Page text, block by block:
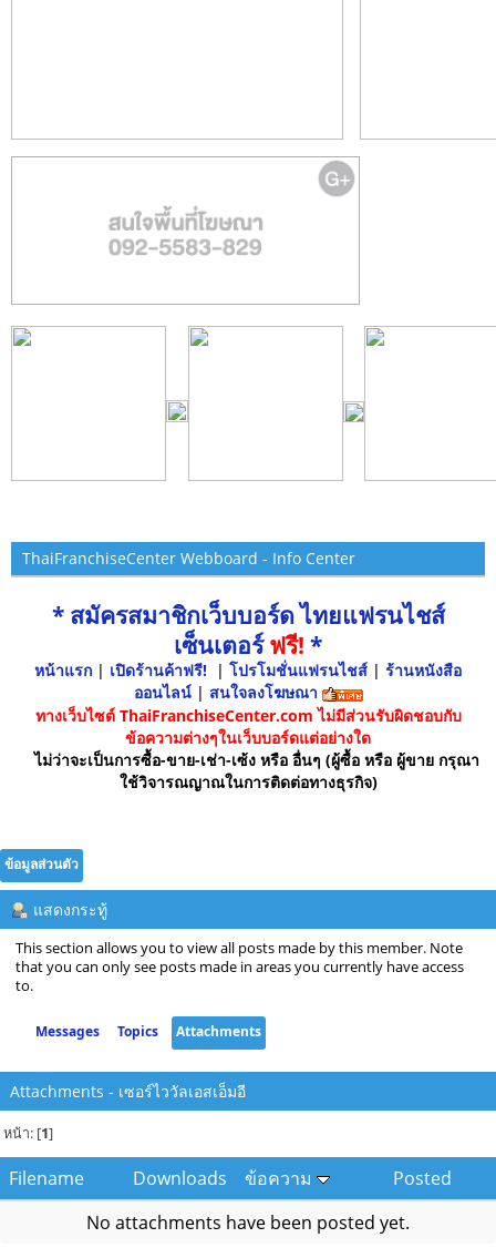
ThaiFranchiseCenter Webboard - Info Center
* สมัครสมาชิกเว็บบอร์ด ไทยแฟรนไชส์
เซ็นเตอร์ฟรี! *
หน้าแรก | เปิดร้านค้าฟรี! | โปรโมชั่นแฟรนไชส์ | ร้านหนังสือ
ออนไลน์ | สนใจลงโฆษณา
ทางเว็บไซต์ ThaiFranchiseCenter.com ไม่มีส่วนรับผิดชอบกับ
ข้อความต่างๆในเว็บบอร์ดแต่อย่างใด
ไม่ว่าจะเป็นการซื้อ-ขาย-เช่า-เซ้ง หรือ อื่นๆ (ผู้ซื้อ หรือ ผู้ขาย กรุณา
ใช้วิจารณญาณในการติดต่อทางธุรกิจ)
ข้อมูลส่วนตัว
แสดงกระทู้
This section allows you to view all posts made by this member. Note
that you can only see posts made in areas you currently have access
to.
Messages Topics Attachments
Attachments - เซอร์ไววัลเอสเอ็มอี
หน้า: [1]
Filename Downloads ข้อความ
Posted
No attachments have been posted yet.